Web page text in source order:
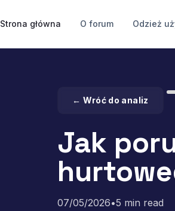
Strona główna O forum Odzież
← Wróć do analiz
Jak
07/05/2026•5 min read